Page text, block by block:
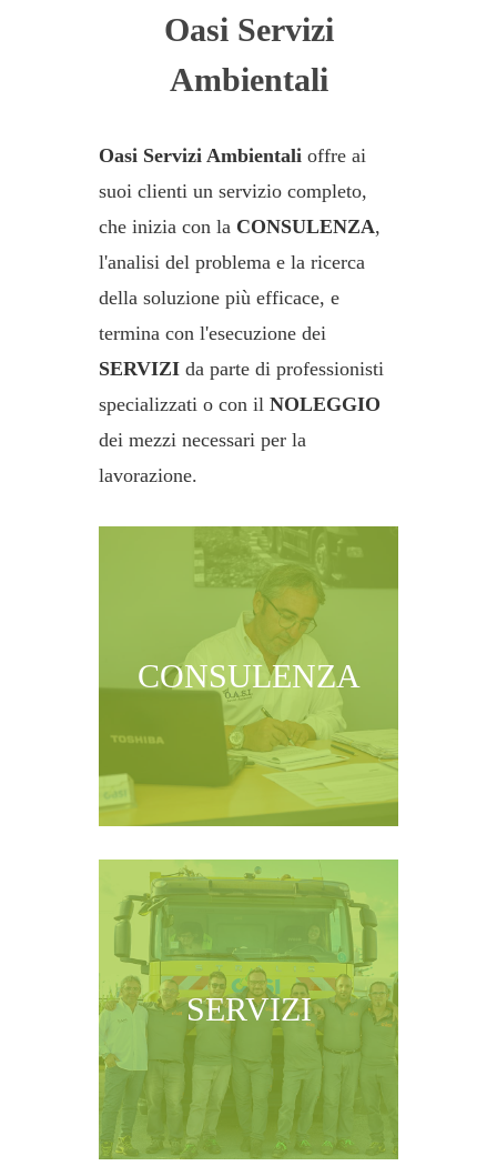
Oasi Servizi
Ambientali
Oasi Servizi Ambientali offre ai
suoi clienti un servizio completo,
che inizia con la CONSULENZA,
l'analisi del problema e la ricerca
della soluzione più efficace, e
termina con l'esecuzione dei
SERVIZI da parte di professionisti
specializzati o con il NOLEGGIO
dei mezzi necessari per la
lavorazione.